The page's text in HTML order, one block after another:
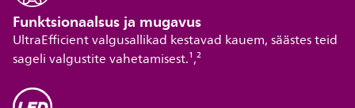
Funktsionaalsus ja mugavus
UltraEfficient valgusallikad kestavad kauem, säästes teid
sageli valgustite vahetamisest.¹,²